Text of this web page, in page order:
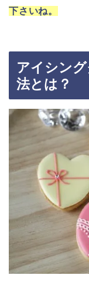
下さいね。
アイシン
法とは？